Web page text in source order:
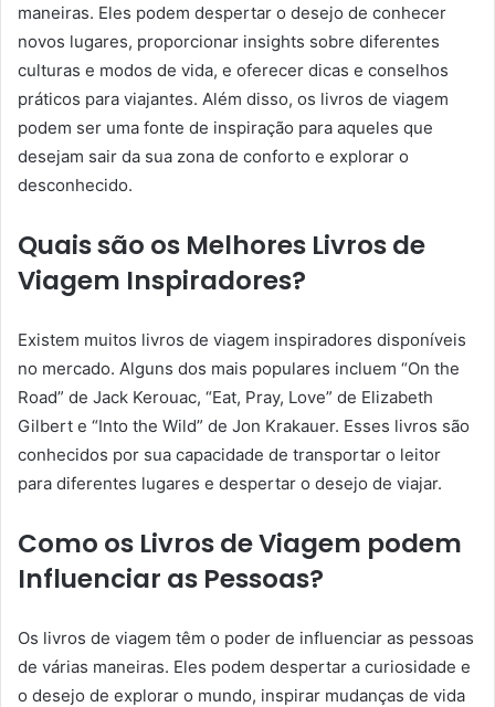
maneiras. Eles podem despertar o desejo de conhecer
novos lugares, proporcionar insights sobre diferentes
culturas e modos de vida, e oferecer dicas e conselhos
práticos para viajantes. Além disso, os livros de viagem
podem ser uma fonte de inspiração para aqueles que
desejam sair da sua zona de conforto e explorar o
desconhecido.
Quais são os Melhores Livros de
Viagem Inspiradores?
Existem muitos livros de viagem inspiradores disponíveis
no mercado. Alguns dos mais populares incluem “On the
Road” de Jack Kerouac, “Eat, Pray, Love” de Elizabeth
Gilbert e “Into the Wild” de Jon Krakauer. Esses livros são
conhecidos por sua capacidade de transportar o leitor
para diferentes lugares e despertar o desejo de viajar.
Como os Livros de Viagem podem
Influenciar as Pessoas?
Os livros de viagem têm o poder de influenciar as pessoas
de várias maneiras. Eles podem despertar a curiosidade e
o desejo de explorar o mundo, inspirar mudanças de vida